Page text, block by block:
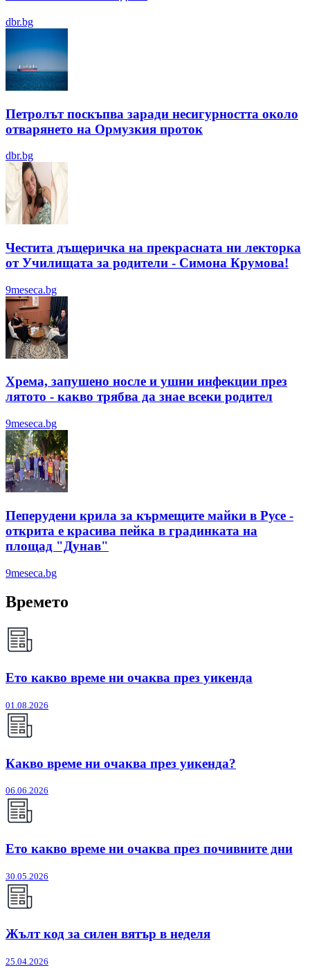
dbr.bg
Петролът поскъпва заради несигурността около
отварянето на Ормузкия проток
dbr.bg
Честита дъщеричка на прекрасната ни лекторка
от Училищата за родители - Симона Крумова!
9meseca.bg
Хрема, запушено носле и ушни инфекции през
лятотo - какво трябва да знае всеки родител
9meseca.bg
Пеперудени крила за кърмещите майки в Русе -
открита е красива пейка в градинката на
площад "Дунав"
9meseca.bg
Времето
Ето какво време ни очаква през уикенда
01.08.2026
Какво време ни очаква през уикенда?
06.06.2026
Ето какво време ни очаква през почивните дни
30.05.2026
Жълт код за силен вятър в неделя
25.04.2026